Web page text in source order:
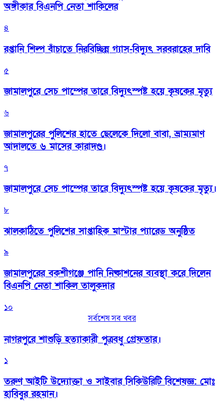
অঙ্গীকার বিএনপি নেতা শাকিলের
৪
রপ্তানি শিল্প বাঁচাতে নিরবিচ্ছিন্ন গ্যাস-বিদ্যুৎ সরবরাহের দাবি
৫
জামালপুরে সেচ পাম্পের তারে বিদ্যুৎস্পষ্ট হয়ে কৃষকের মৃত্যু
৬
জামালপুরের পুলিশের হাতে ছেলেকে দিলো বাবা, ভ্রাম্যমাণ
আদালতে ৬ মাসের কারাদণ্ড।
৭
জামালপুরে সেচ পাম্পের তারে বিদ্যুৎস্পষ্ট হয়ে কৃষকের মৃত্যু।
৮
‎ঝালকাঠিতে পুলিশের সাপ্তাহিক মাস্টার প্যারেড অনুষ্ঠিত
৯
জামালপুরের বকশীগঞ্জে পানি নিষ্কাশনের ব্যবস্থা করে দিলেন
বিএনপি নেতা শাকিল তালুকদার
১০
সর্বশেষ সব খবর
নাগরপুরে শাশুড়ি হত্যাকারী পুত্রবধু গ্রেফতার।
১
তরুণ আইটি উদ্যোক্তা ও সাইবার সিকিউরিটি বিশেষজ্ঞ: মোঃ
হাবিবুর রহমান।